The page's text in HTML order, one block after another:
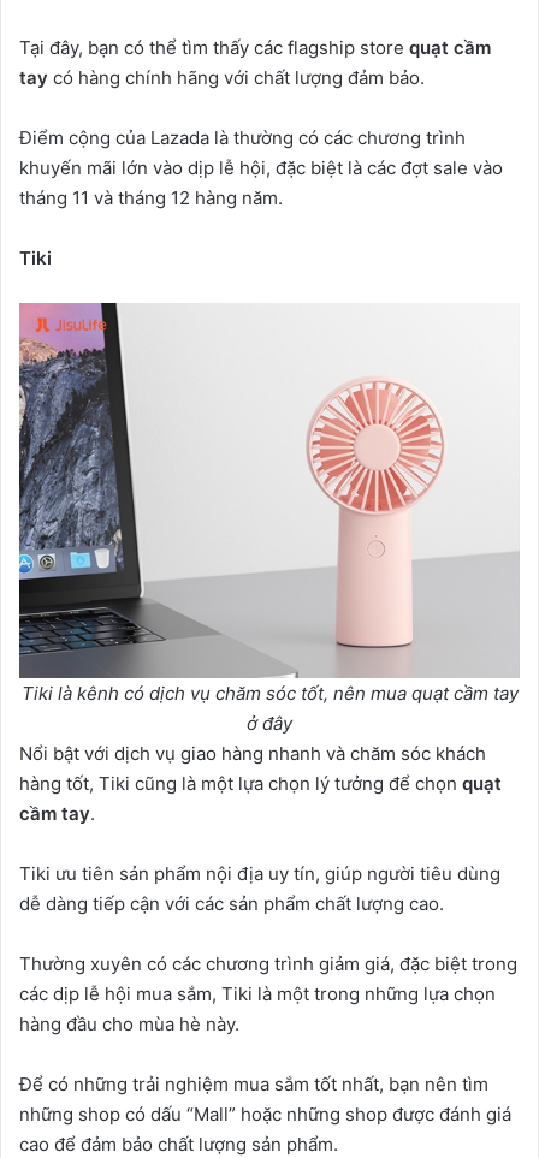
Tại đây, bạn có thể tìm thấy các flagship store quạt cầm
tay có hàng chính hãng với chất lượng đảm bảo.
Điểm cộng của Lazada là thường có các chương trình
khuyến mãi lớn vào dịp lễ hội, đặc biệt là các đợt sale vào
tháng 11 và tháng 12 hàng năm.
Tiki
Tiki là kênh có dịch vụ chăm sóc tốt, nên mua quạt cầm tay
ở đây
Nổi bật với dịch vụ giao hàng nhanh và chăm sóc khách
hàng tốt, Tiki cũng là một lựa chọn lý tưởng để chọn quạt
cầm tay.
Tiki ưu tiên sản phẩm nội địa uy tín, giúp người tiêu dùng
dễ dàng tiếp cận với các sản phẩm chất lượng cao.
Thường xuyên có các chương trình giảm giá, đặc biệt trong
các dịp lễ hội mua sắm, Tiki là một trong những lựa chọn
hàng đầu cho mùa hè này.
Để có những trải nghiệm mua sắm tốt nhất, bạn nên tìm
những shop có dấu “Mall” hoặc những shop được đánh giá
cao để đảm bảo chất lượng sản phẩm.